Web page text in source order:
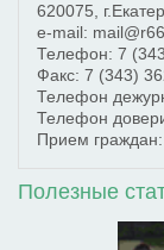
620075
e-mail:
Телефон: 7
Факс: 7 (343)
Телефон
Телефон
Прием
Полезные